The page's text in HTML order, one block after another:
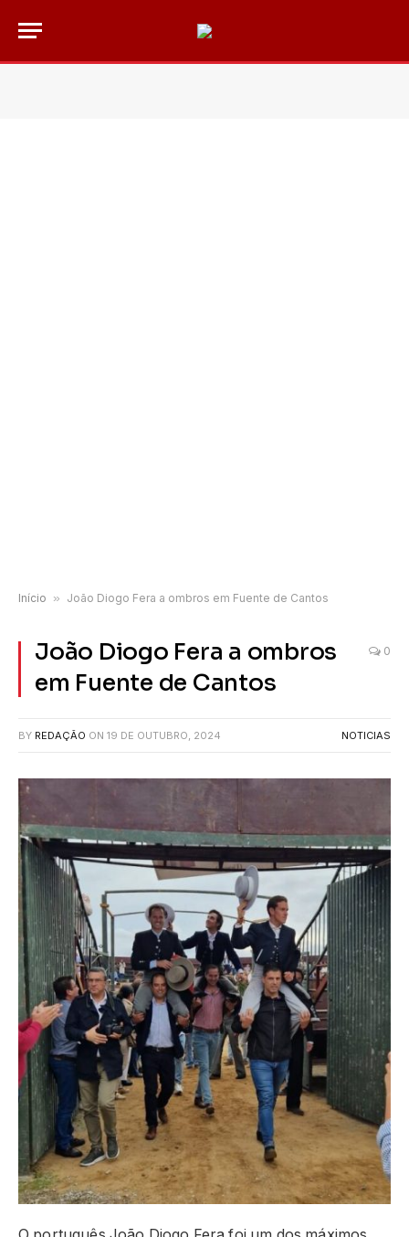
Início » João Diogo Fera a ombros em Fuente de Cantos
João Diogo Fera a ombros
em Fuente de Cantos
0
BY REDAÇÃO ON 19 DE OUTUBRO, 2024 NOTICIAS